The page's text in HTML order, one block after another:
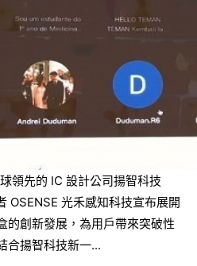
先的 IC 設計公司揚智科技
OSENSE 光禾感知科技宣布展開
的創新發展，為用戶帶來突破性
合揚智科技新一...